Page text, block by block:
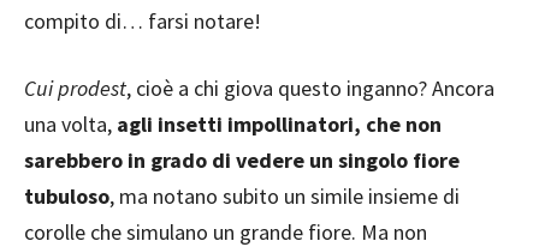
compito di… farsi notare!
Cui prodest, cioè a chi giova questo inganno? Ancora
una volta, agli insetti impollinatori, che non
sarebbero in grado di vedere un singolo fiore
tubuloso, ma notano subito un simile insieme di
corolle che simulano un grande fiore. Ma non